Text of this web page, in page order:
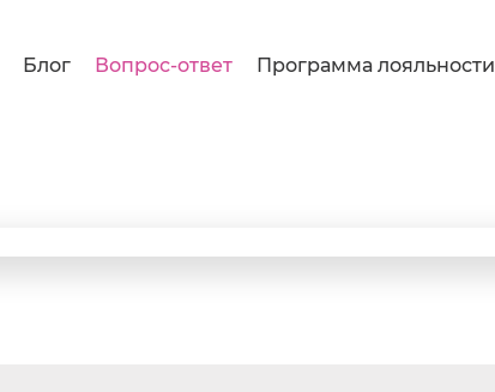
Блог Вопрос-ответ Программа лояльности